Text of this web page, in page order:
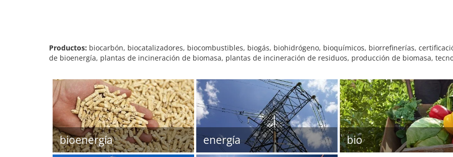
Productos: biocarbón, biocatalizadores, biocombustibles, biogás, biohidrógeno, bioquímicos, biorrefinerías,
de bioenergía, plantas de incineración de biomasa, plantas de incineración de residuos, producción de biomasa,
bioenergía energía bio